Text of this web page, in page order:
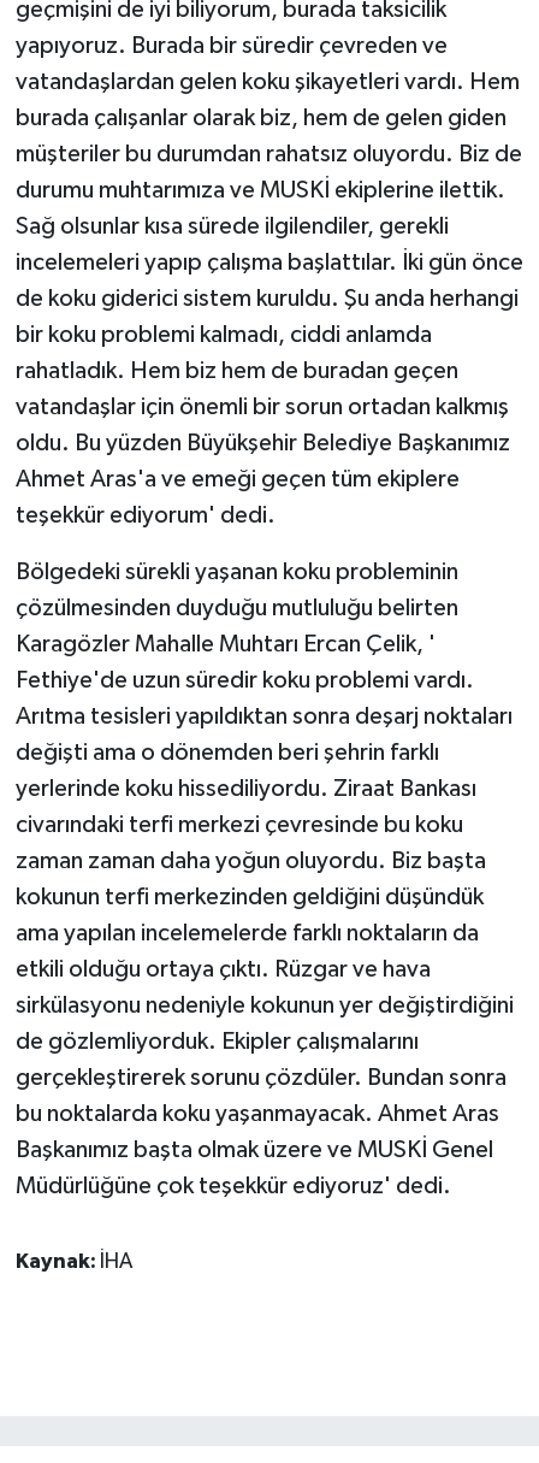
geçmişini de iyi biliyorum, burada taksicilik
yapıyoruz. Burada bir süredir çevreden ve
vatandaşlardan gelen koku şikayetleri vardı. Hem
burada çalışanlar olarak biz, hem de gelen giden
müşteriler bu durumdan rahatsız oluyordu. Biz de
durumu muhtarımıza ve MUSKİ ekiplerine ilettik.
Sağ olsunlar kısa sürede ilgilendiler, gerekli
incelemeleri yapıp çalışma başlattılar. İki gün önce
de koku giderici sistem kuruldu. Şu anda herhangi
bir koku problemi kalmadı, ciddi anlamda
rahatladık. Hem biz hem de buradan geçen
vatandaşlar için önemli bir sorun ortadan kalkmış
oldu. Bu yüzden Büyükşehir Belediye Başkanımız
Ahmet Aras'a ve emeği geçen tüm ekiplere
teşekkür ediyorum' dedi.
Bölgedeki sürekli yaşanan koku probleminin
çözülmesinden duyduğu mutluluğu belirten
Karagözler Mahalle Muhtarı Ercan Çelik, '
Fethiye'de uzun süredir koku problemi vardı.
Arıtma tesisleri yapıldıktan sonra deşarj noktaları
değişti ama o dönemden beri şehrin farklı
yerlerinde koku hissediliyordu. Ziraat Bankası
civarındaki terfi merkezi çevresinde bu koku
zaman zaman daha yoğun oluyordu. Biz başta
kokunun terfi merkezinden geldiğini düşündük
ama yapılan incelemelerde farklı noktaların da
etkili olduğu ortaya çıktı. Rüzgar ve hava
sirkülasyonu nedeniyle kokunun yer değiştirdiğini
de gözlemliyorduk. Ekipler çalışmalarını
gerçekleştirerek sorunu çözdüler. Bundan sonra
bu noktalarda koku yaşanmayacak. Ahmet Aras
Başkanımız başta olmak üzere ve MUSKİ Genel
Müdürlüğüne çok teşekkür ediyoruz' dedi.
Kaynak: İHA